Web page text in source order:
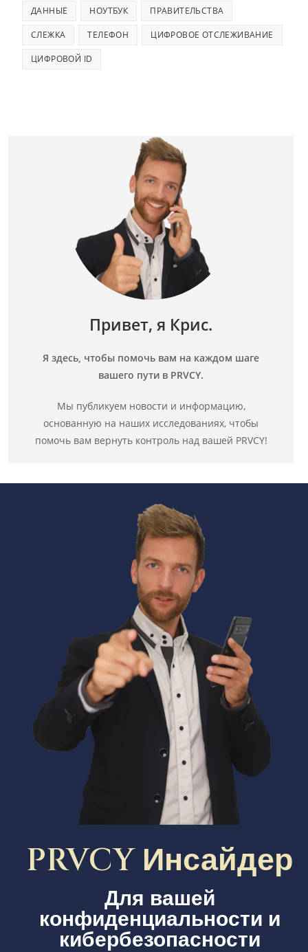
ДАННЫЕ НОУТБУК ПРАВИТЕЛЬСТВА
СЛЕЖКА ТЕЛЕФОН ЦИФРОВОЕ ОТСЛЕЖИВАНИЕ
ЦИФРОВОЙ ID
Привет, я Крис.
Я здесь, чтобы помочь вам на каждом шаге
вашего пути в PRVCY.
Мы публикуем новости и информацию,
основанную на наших исследованиях, чтобы
помочь вам вернуть контроль над вашей PRVCY!
PRVCY Инсайдер
Для вашей
конфиденциальности и
кибербезопасности